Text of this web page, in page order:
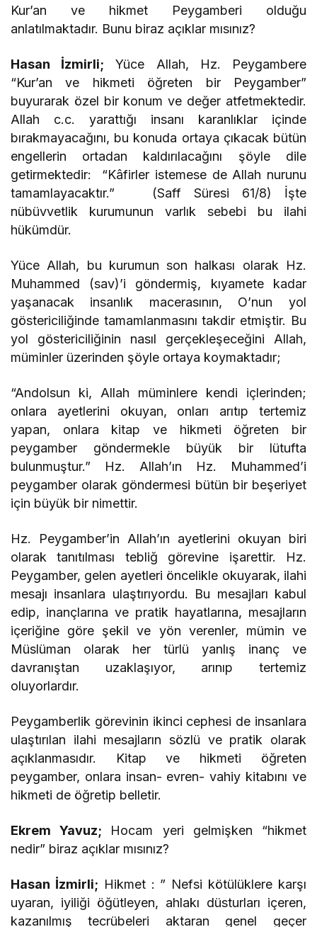
Kur’an ve hikmet Peygamberi olduğu
anlatılmaktadır. Bunu biraz açıklar mısınız?
Hasan İzmirli; Yüce Allah, Hz. Peygambere
“Kur’an ve hikmeti öğreten bir Peygamber”
buyurarak özel bir konum ve değer atfetmektedir.
Allah c.c. yarattığı insanı karanlıklar içinde
bırakmayacağını, bu konuda ortaya çıkacak bütün
engellerin ortadan kaldırılacağını şöyle dile
getirmektedir: “Kâfirler istemese de Allah nurunu
tamamlayacaktır.” (Saff Süresi 61/8) İşte
nübüvvetlik kurumunun varlık sebebi bu ilahi
hükümdür.
Yüce Allah, bu kurumun son halkası olarak Hz.
Muhammed (sav)’i göndermiş, kıyamete kadar
yaşanacak insanlık macerasının, O’nun yol
göstericiliğinde tamamlanmasını takdir etmiştir. Bu
yol göstericiliğinin nasıl gerçekleşeceğini Allah,
müminler üzerinden şöyle ortaya koymaktadır;
“Andolsun ki, Allah müminlere kendi içlerinden;
onlara ayetlerini okuyan, onları arıtıp tertemiz
yapan, onlara kitap ve hikmeti öğreten bir
peygamber göndermekle büyük bir lütufta
bulunmuştur.” Hz. Allah’ın Hz. Muhammed’i
peygamber olarak göndermesi bütün bir beşeriyet
için büyük bir nimettir.
Hz. Peygamber’in Allah’ın ayetlerini okuyan biri
olarak tanıtılması tebliğ görevine işarettir. Hz.
Peygamber, gelen ayetleri öncelikle okuyarak, ilahi
mesajı insanlara ulaştırıyordu. Bu mesajları kabul
edip, inançlarına ve pratik hayatlarına, mesajların
içeriğine göre şekil ve yön verenler, mümin ve
Müslüman olarak her türlü yanlış inanç ve
davranıştan uzaklaşıyor, arınıp tertemiz
oluyorlardır.
Peygamberlik görevinin ikinci cephesi de insanlara
ulaştırılan ilahi mesajların sözlü ve pratik olarak
açıklanmasıdır. Kitap ve hikmeti öğreten
peygamber, onlara insan- evren- vahiy kitabını ve
hikmeti de öğretip belletir.
Ekrem Yavuz; Hocam yeri gelmişken “hikmet
nedir” biraz açıklar mısınız?
Hasan İzmirli; Hikmet : ” Nefsi kötülüklere karşı
uyaran, iyiliği öğütleyen, ahlakı düsturları içeren,
kazanılmış tecrübeleri aktaran genel geçer